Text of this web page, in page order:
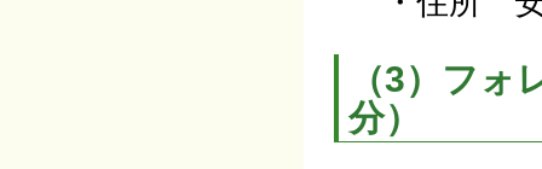
（3）フ
分）